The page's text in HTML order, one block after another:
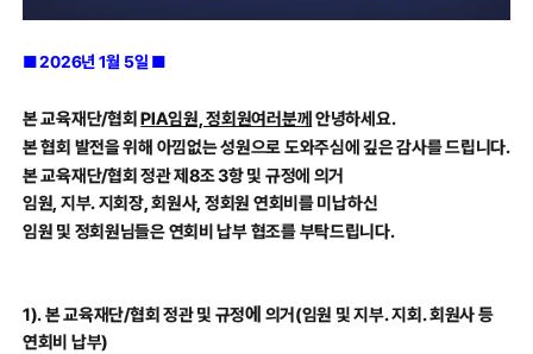
■ 2026년 1월 5일 ■
본 교육재단/협회PIA임원, 정회원여러분께안녕하세요.
본 협회 발전을 위해 아낌없는 성원으로 도와주심에 깊은 감사를 드립니다.
본 교육재단/협회 정관 제8조 3항 및 규정에 의거
임원, 지부. 지회장, 회원사, 정회원 연회비를 미납하신
임원 및 정회원님들은 연회비 납부 협조를 부탁드립니다.
1). 본 교육재단/협회 정관 및 규정에 의거(임원 및 지부. 지회. 회원사 등
연회비 납부)